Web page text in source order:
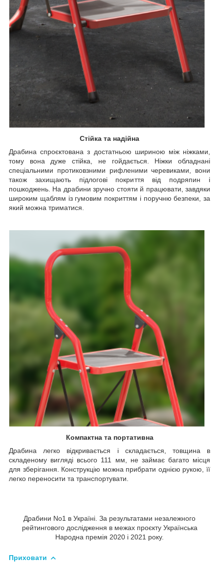
Стійка та надійна
Драбина спроєктована з достатньою шириною між ніжками,
тому вона дуже стійка, не гойдається. Ніжки обладнані
спеціальними протиковзними рифленими черевиками, вони
також захищають підлогові покриття від подряпин і
пошкоджень. На драбини зручно стояти й працювати, завдяки
широким щаблям із гумовим покриттям і поручню безпеки, за
який можна триматися.
Компактна та портативна
Драбина легко відкривається і складається, товщина в
складеному вигляді всього 111 мм, не займає багато місця
для зберігання. Конструкцію можна прибрати однією рукою, її
легко переносити та транспортувати.
Драбини No1 в Україні. За результатами незалежного
рейтингового дослідження в межах проєкту Українська
Народна премія 2020 і 2021 року.
Приховати